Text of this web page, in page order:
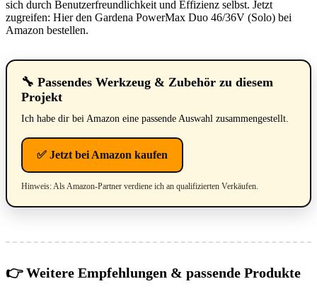
sich durch Benutzerfreundlichkeit und Effizienz selbst. Jetzt
zugreifen: Hier den Gardena PowerMax Duo 46/36V (Solo) bei
Amazon bestellen.
🔧 Passendes Werkzeug & Zubehör zu diesem
Projekt
Ich habe dir bei Amazon eine passende Auswahl zusammengestellt.
✅ Jetzt bei Amazon kaufen
Hinweis: Als Amazon-Partner verdiene ich an qualifizierten Verkäufen.
👉 Weitere Empfehlungen & passende Produkte